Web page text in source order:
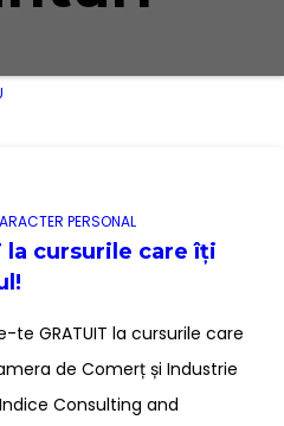
PERSONAL
la cursurile care îți
te GRATUIT la cursurile care
de Comerț și Industrie
Consulting and